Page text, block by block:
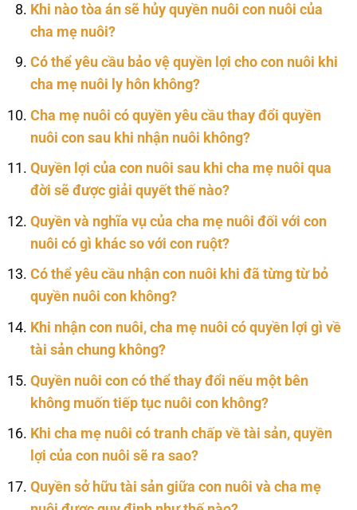
Khi nào tòa án sẽ hủy quyền nuôi con nuôi của
cha mẹ nuôi?
Có thể yêu cầu bảo vệ quyền lợi cho con nuôi khi
cha mẹ nuôi ly hôn không?
Cha mẹ nuôi có quyền yêu cầu thay đổi quyền
nuôi con sau khi nhận nuôi không?
Quyền lợi của con nuôi sau khi cha mẹ nuôi qua
đời sẽ được giải quyết thế nào?
Quyền và nghĩa vụ của cha mẹ nuôi đối với con
nuôi có gì khác so với con ruột?
Có thể yêu cầu nhận con nuôi khi đã từng từ bỏ
quyền nuôi con không?
Khi nhận con nuôi, cha mẹ nuôi có quyền lợi gì về
tài sản chung không?
Quyền nuôi con có thể thay đổi nếu một bên
không muốn tiếp tục nuôi con không?
Khi cha mẹ nuôi có tranh chấp về tài sản, quyền
lợi của con nuôi sẽ ra sao?
Quyền sở hữu tài sản giữa con nuôi và cha mẹ